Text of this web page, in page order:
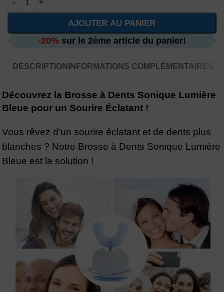
AJOUTER AU PANIER
-20% sur le 2ème article du panier!
DESCRIPTION INFORMATIONS COMPLÉMENTAIRES
Découvrez la Brosse à Dents Sonique Lumière
Bleue pour un Sourire Éclatant !
Vous rêvez d’un sourire éclatant et de dents plus
blanches ? Notre Brosse à Dents Sonique Lumière
Bleue est la solution !